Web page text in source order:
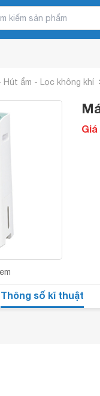
Hút ẩm - Lọc không khí
Giá
Thông số kĩ thuật